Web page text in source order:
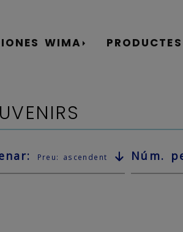
WIMA PRODUCTES
Preu: ascendent Núm.